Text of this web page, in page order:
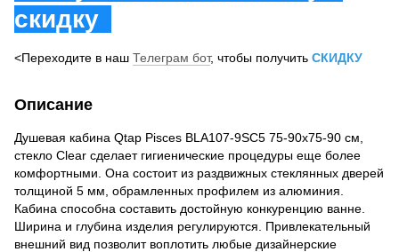
скидку
<Переходите в наш Телеграм бот, чтобы получить СКИДКУ
Описание
Душевая кабина Qtap Pisces BLA107-9SC5 75-90x75-90 см,
стекло Clear сделает гигиенические процедуры еще более
комфортными. Она состоит из раздвижных стеклянных дверей
толщиной 5 мм, обрамленных профилем из алюминия.
Кабина способна составить достойную конкуренцию ванне.
Ширина и глубина изделия регулируются. Привлекательный
внешний вид позволит воплотить любые дизайнерские